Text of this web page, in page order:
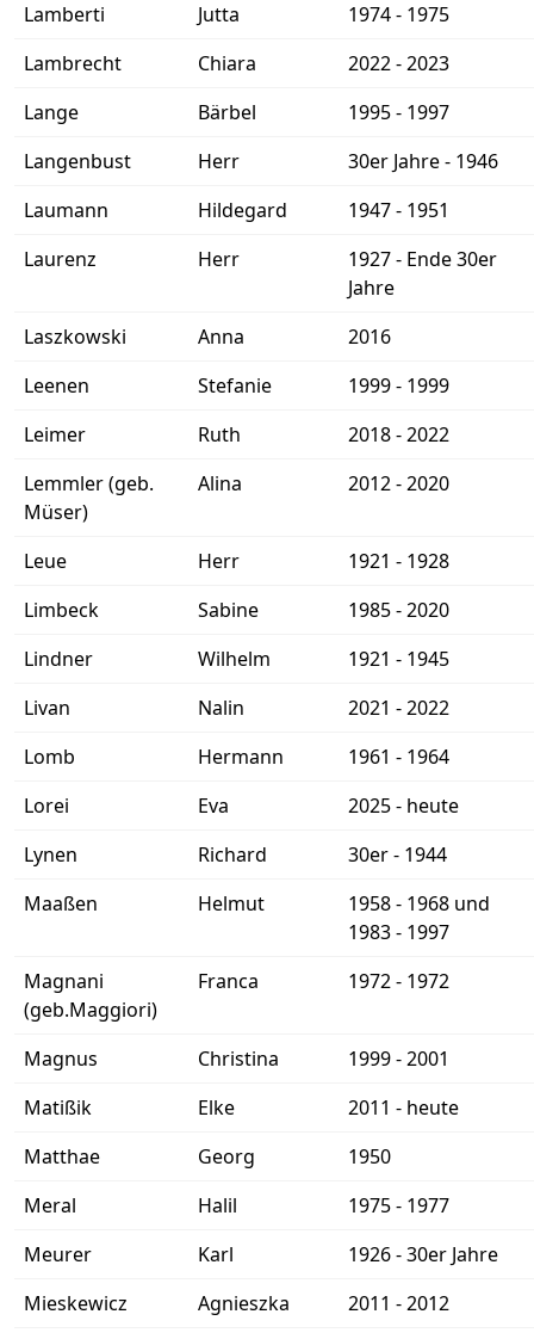
Lamberti
Jutta
1974 - 1975
Lambrecht
Chiara
2022 - 2023
Lange
Bärbel
1995 - 1997
Langenbust
Herr
30er Jahre - 1946
Laumann
Hildegard
1947 - 1951
Laurenz
Herr
1927 - Ende 30er
Jahre
Laszkowski
Anna
2016
Leenen
Stefanie
1999 - 1999
Leimer
Ruth
2018 - 2022
Lemmler (geb.
Müser)
Alina 2012 - 2020
Leue Herr
1921 - 1928
Limbeck
Sabine
1985 - 2020
Lindner
Wilhelm
1921 - 1945
Livan
Nalin
2021 - 2022
Lomb
Hermann
1961 - 1964
Lorei
Eva
2025 - heute
Lynen
Richard
30er - 1944
Maaßen
Helmut
1958 - 1968 und
1983 - 1997
Magnani
(geb.Maggiori)
Franca 1972 - 1972
Magnus Christina
1999 - 2001
Matißik
Elke
2011 - heute
Matthae
Georg
1950
Meral
Halil
1975 - 1977
Meurer
Karl
1926 - 30er Jahre
Mieskewicz
Agnieszka 2011 - 2012